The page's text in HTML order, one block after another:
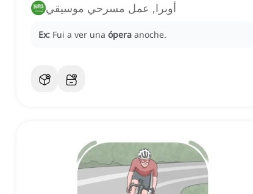
أوبرا, عمل مسرحي موسيقي
Ex: Fui a ver una ópera anoche.